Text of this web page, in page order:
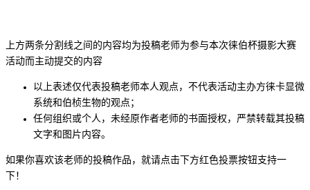
上方两条分割线之间的内容均为投稿老师为参与本次徕伯杯摄影大赛
活动而主动提交的内容
以上表述仅代表投稿老师本人观点，不代表活动主办方徕卡显微
系统和伯桢生物的观点；
任何组织或个人，未经原作者老师的书面授权，严禁转载其投稿
文字和图片内容。
如果你喜欢该老师的投稿作品，就请点击下方红色投票按钮支持一
下！